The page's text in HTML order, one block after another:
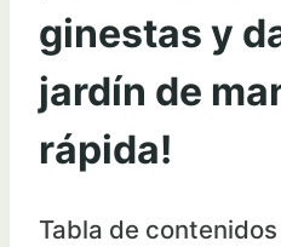
ginestas y
jardín de
rápida!
Tabla de contenidos